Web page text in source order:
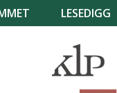
LESEDIGG